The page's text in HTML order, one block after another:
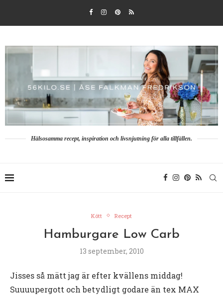
Hälsosamma recept, inspiration och livsnjutning för alla tillfällen.
Kött Recept
Hamburgare Low Carb
13 september, 2010
Jisses så mätt jag är efter kvällens middag!
Suuuupergott och betydligt godare än tex MAX